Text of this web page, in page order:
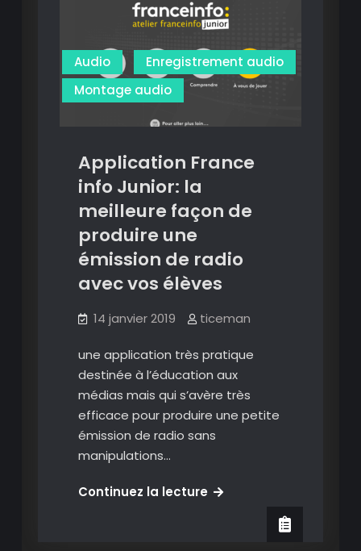
en
ligne
et
sans
inscription.
Audio
Enregistrement audio
Montage audio
Application France
info Junior: la
meilleure façon de
produire une
émission de radio
avec vos élèves
14 janvier 2019 ticeman
une application très pratique
destinée à l’éducation aux
médias mais qui s’avère très
efficace pour produire une petite
émission de radio sans
manipulations…
Continuez la lectureApplication